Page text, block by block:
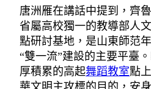
唐洲雁在講話中提到，齊
省屬高校獨一的教導部人文
點研討基地，是山東師范
“雙一流”建設的主要平臺
厚積累的高起舞蹈教室點